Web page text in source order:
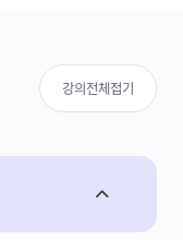
강의전체접기